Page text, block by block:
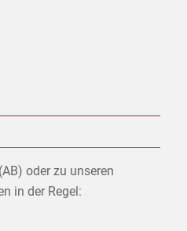
oder zu unseren
in der Regel: